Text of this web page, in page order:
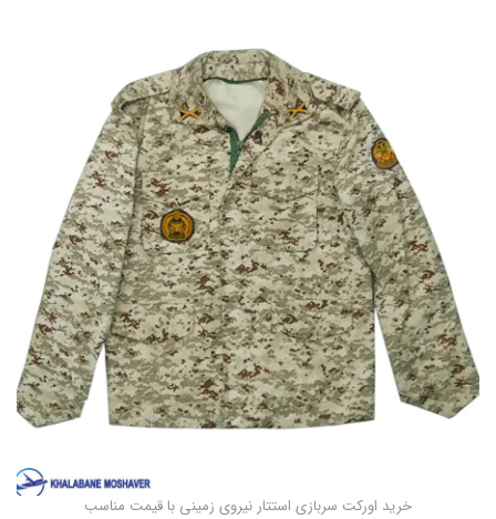
خرید اورکت سربازی استتار نیروی زمینی با قیمت مناسب